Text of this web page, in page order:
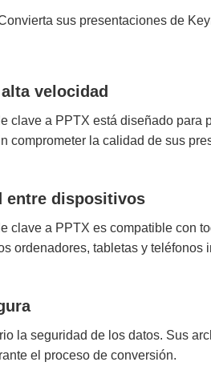
sus presentaciones de
velocidad
clave a PPTX está diseñado para
comprometer la calidad de sus
entre dispositivos
clave a PPTX es compatible con
ordenadores, tabletas y teléfonos
la seguridad de los datos. Sus
el proceso de conversión.